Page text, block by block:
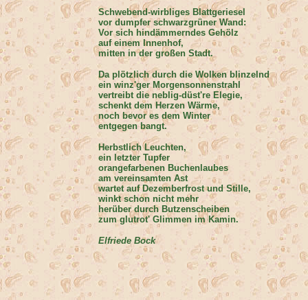
Schwebend-wirbliges Blattgeriesel
vor dumpfer schwarzgrüner Wand:
Vor sich hindämmerndes Gehölz
auf einem Innenhof,
mitten in der großen Stadt.
Da plötzlich durch die Wolken blinzelnd
ein winz'ger Morgensonnenstrahl
vertreibt die neblig-düst're Elegie,
schenkt dem Herzen Wärme,
noch bevor es dem Winter
entgegen bangt.
Herbstlich Leuchten,
ein letzter Tupfer
orangefarbenen Buchenlaubes
am vereinsamten Ast
wartet auf Dezemberfrost und Stille,
winkt schon nicht mehr
herüber durch Butzenscheiben
zum glutrot' Glimmen im Kamin.
Elfriede Bock